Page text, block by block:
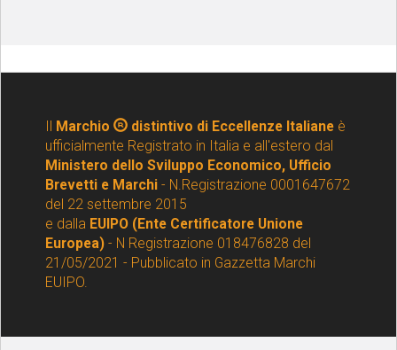
Il Marchio distintivo di Eccellenze Italianeè
ufficialmente Registrato in Italia e all'estero dal
Ministero dello Sviluppo Economico, Ufficio
Brevetti e Marchi - N.Registrazione 0001647672
del 22 settembre 2015
e dalla EUIPO (Ente Certificatore Unione
Europea) - N Registrazione 018476828 del
21/05/2021 - Pubblicato in Gazzetta Marchi
EUIPO.